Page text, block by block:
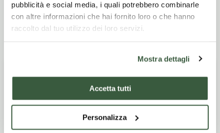
pubblicità e social media, i quali potrebbero combinarle
con altre informazioni che hai fornito loro o che hanno
raccolto dal tuo utilizzo dei loro servizi.
Mostra dettagli
Accetta tutti
Personalizza
Itinerario di viaggio
1 Friday
Arrival and accommodation in the hotel.